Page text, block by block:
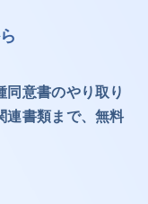
同意書のやり取り
連書類まで、無料